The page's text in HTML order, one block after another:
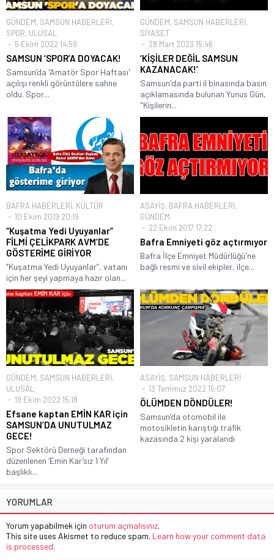
GÜNDEM, SAMSUN HABERLERİ,
SPOR, ULUSAL
5 Ekim 2022 14:59
SAMSUN ‘SPOR’A DOYACAK!
Samsun’da 'Amatör Spor Haftası'
açılışı renkli görüntülere sahne
oldu. Spor...
GÜNDEM, SAMSUN HABERLERİ,
SİYASET
28 Mart 2023 15:46
‘KİŞİLER DEĞİL SAMSUN
KAZANACAK!’
Samsun'da parti il binasında basın
açıklamasında bulunan Yunus Gün,
"Kişilerin...
BAFRA HABERLERİ, KÜLTÜR
10 Ekim 2019 20:19
“Kuşatma Yedi Uyuyanlar”
FİLMİ ÇELİKPARK AVM’DE
GÖSTERİME GİRİYOR
“Kuşatma Yedi Uyuyanlar”, vatanı
için her şeyi yapmaya hazır olan...
ASAYİŞ, BAFRA HABERLERİ,
GÜNDEM
22 Ekim 2017 17:22
Bafra Emniyeti göz açtırmıyor
Bafra İlçe Emniyet Müdürlüğü'ne
bağlı resmi ve sivil ekipler, ilçe...
GÜNDEM, SAMSUN HABERLERİ,
ULUSAL
19 Ekim 2022 15:18
Efsane kaptan EMİN KAR için
SAMSUN’DA UNUTULMAZ
GECE!
Spor Sektörü Derneği tarafından
düzenlenen ‘Emin Kar’sız 1 Yıl’
başlıklı...
ASAYİŞ, SAMSUN HABERLERİ
13 Temmuz 2022 15:07
ÖLÜMDEN DÖNDÜLER!
Samsun’da otomobil ile
motosikletin karıştığı trafik
kazasında 2 kişi yaralandı
YORUMLAR
Yorum yapabilmek için oturum açmalısınız.
This site uses Akismet to reduce spam. Learn how your comment data
is processed.